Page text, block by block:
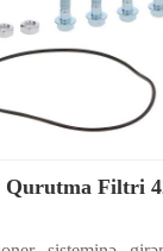
Filtri